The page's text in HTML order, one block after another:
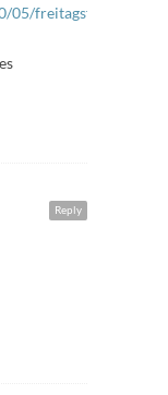
05/freitagsfuller-
Reply